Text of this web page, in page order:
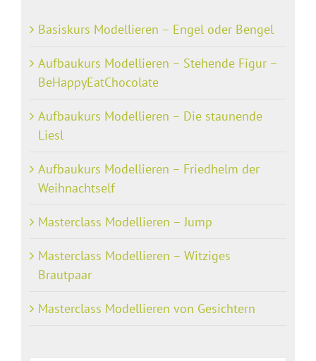
Basiskurs Modellieren – Engel oder Bengel
Aufbaukurs Modellieren – Stehende Figur –
BeHappyEatChocolate
Aufbaukurs Modellieren – Die staunende
Liesl
Aufbaukurs Modellieren – Friedhelm der
Weihnachtself
Masterclass Modellieren – Jump
Masterclass Modellieren – Witziges
Brautpaar
Masterclass Modellieren von Gesichtern